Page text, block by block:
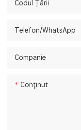
Codul Țării
Telefon/WhatsApp
Companie
Conţinut